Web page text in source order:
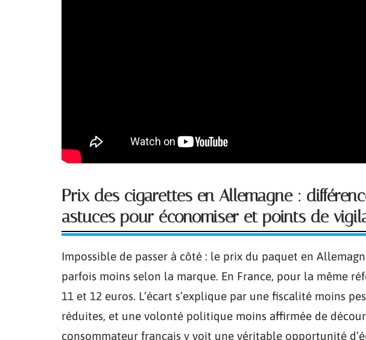
Prix des cigarettes en Allemagne :
astuces pour économiser et points de
Impossible de passer à côté : le prix du paquet en
parfois moins selon la marque. En France, pour la même
11 et 12 euros. L’écart s’explique par une fiscalité moins
réduites, et une volonté politique moins affirmée de
consommateur français y voit une véritable opportunité